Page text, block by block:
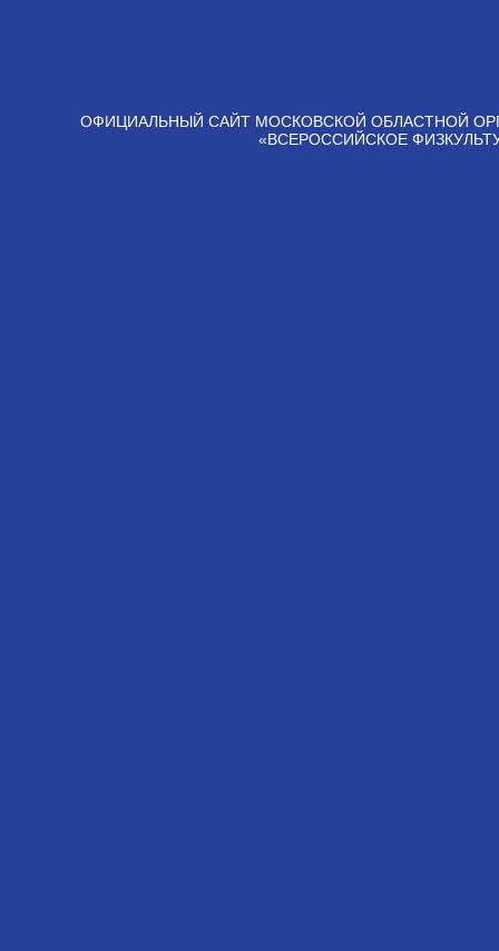
ОФИЦИАЛЬНЫЙ САЙТ МОСКОВСКОЙ ОБЛАСТНОЙ
«ВСЕРОССИЙСКОЕ